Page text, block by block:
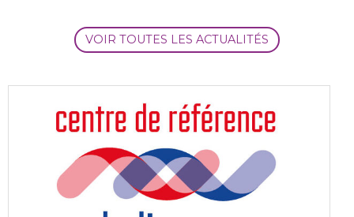
VOIR TOUTES LES ACTUALITÉS